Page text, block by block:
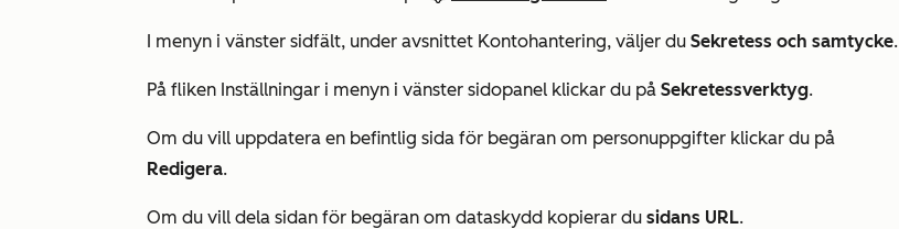
I menyn i vänster sidfält, under avsnittet Kontohantering, väljer du Sekretess och samtycke.
På fliken Inställningar i menyn i vänster sidopanel klickar du på Sekretessverktyg.
Om du vill uppdatera en befintlig sida för begäran om personuppgifter klickar du på
Redigera.
Om du vill dela sidan för begäran om dataskydd kopierar du sidans URL.